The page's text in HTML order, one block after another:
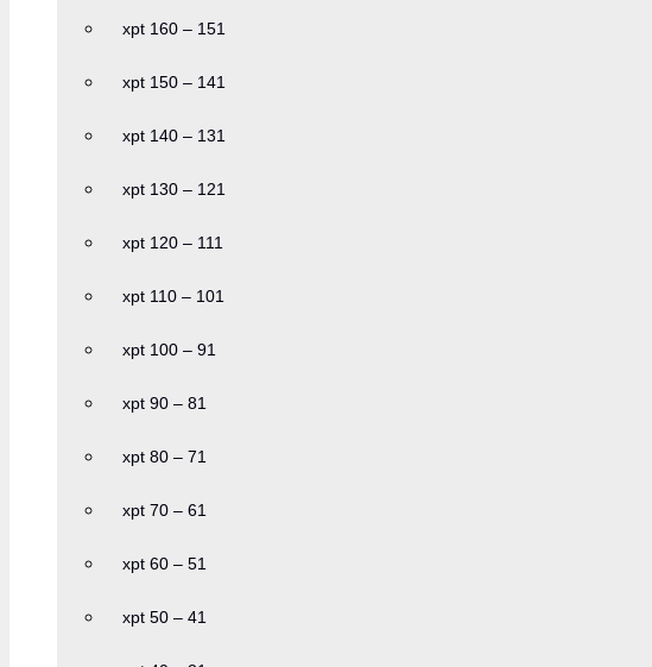
xpt 160 – 151
xpt 150 – 141
xpt 140 – 131
xpt 130 – 121
xpt 120 – 111
xpt 110 – 101
xpt 100 – 91
xpt 90 – 81
xpt 80 – 71
xpt 70 – 61
xpt 60 – 51
xpt 50 – 41